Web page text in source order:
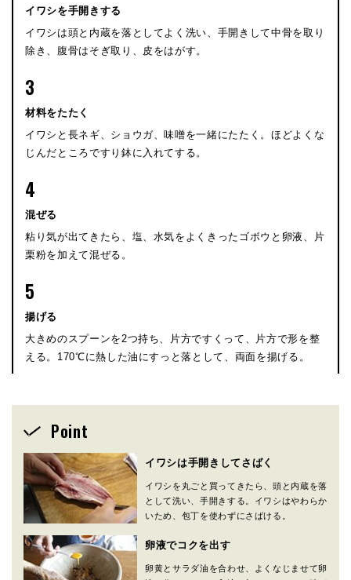
イワシを手開きする
イワシは頭と内蔵を落としてよく洗い、手開きして中骨を取り
除き、腹骨はそぎ取り、皮をはがす。
3
材料をたたく
イワシと長ネギ、ショウガ、味噌を一緒にたたく。ほどよくな
じんだところですり鉢に入れてする。
4
混ぜる
粘り気が出てきたら、塩、水気をよくきったゴボウと卵液、片
栗粉を加えて混ぜる。
5
揚げる
大きめのスプーンを2つ持ち、片方ですくって、片方で形を整
える。170℃に熱した油にすっと落として、両面を揚げる。
Point
イワシは手開きしてさばく
イワシを丸ごと買ってきたら、頭と内蔵を落
として洗い、手開きする。イワシはやわらか
いため、包丁を使わずにさばける。
卵液でコクを出す
卵黄とサラダ油を合わせ、よくなじませて卵